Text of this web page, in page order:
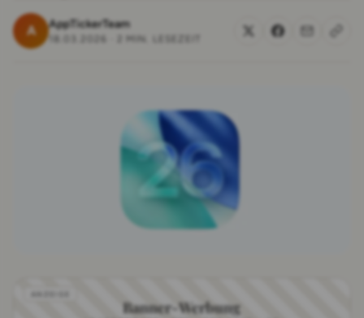
A AppTickerTeam
18.03.2026
Banner-Werbung